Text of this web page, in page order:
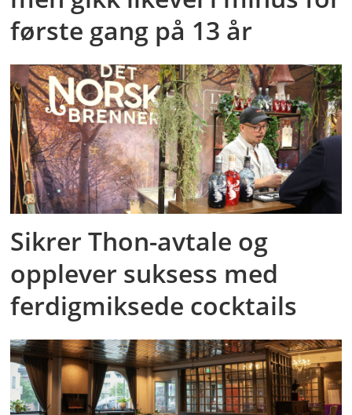
første gang på 13 år
Sikrer Thon-avtale og
opplever suksess med
ferdigmiksede cocktails